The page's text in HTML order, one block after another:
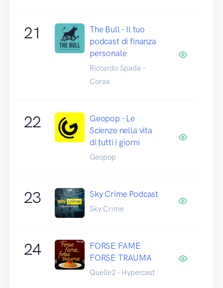
21
The Bull - Il tuo
podcast di finanza
personale
Riccardo Spada –
Corax
22
Geopop - Le
Scienze nella vita
di tutti i giorni
Geopop
23 Sky Crime Podcast
Sky Crime
24
FORSE FAME
FORSE TRAUMA
Quelle2 - Hypercast